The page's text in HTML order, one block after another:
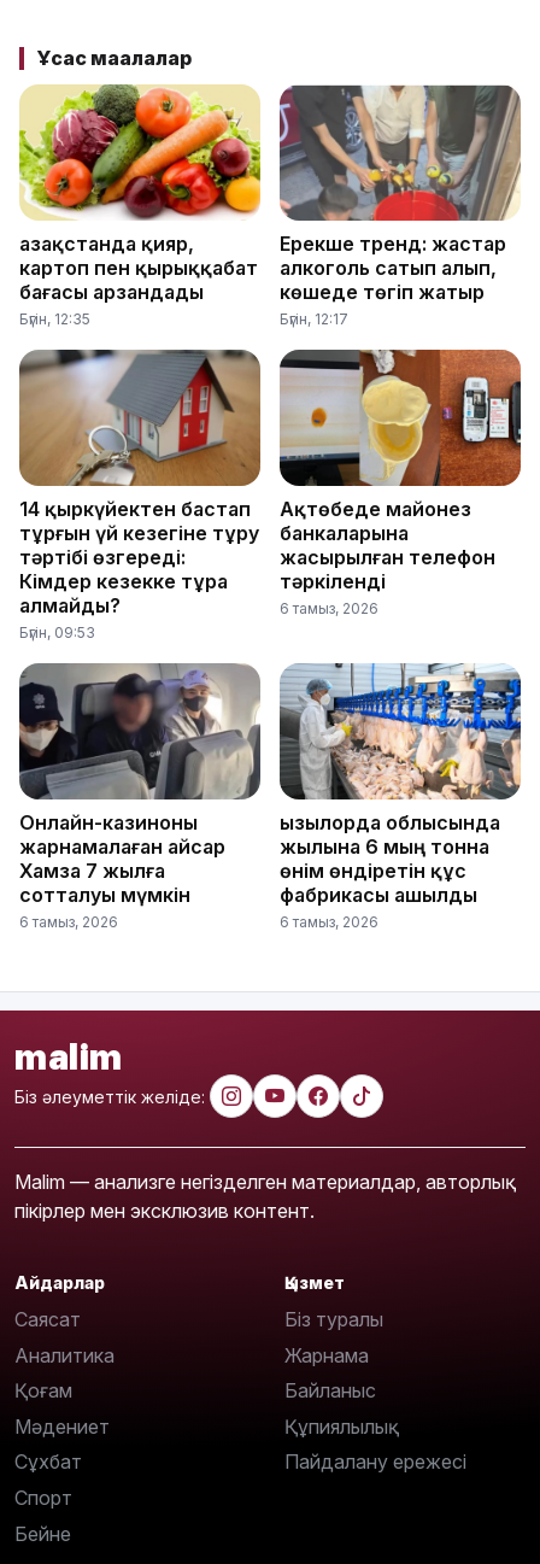
Ұқсас мақалалар
Қазақстанда қияр,
картоп пен қырыққабат
бағасы арзандады
Бүгін, 12:35
Ерекше тренд: жастар
алкоголь сатып алып,
көшеде төгіп жатыр
Бүгін, 12:17
14 қыркүйектен бастап
тұрғын үй кезегіне тұру
тәртібі өзгереді:
Кімдер кезекке тұра
алмайды?
Бүгін, 09:53
Ақтөбеде майонез
банкаларына
жасырылған телефон
тәркіленді
6 тамыз, 2026
Онлайн-казиноны
жарнамалаған Қайсар
Хамза 7 жылға
сотталуы мүмкін
6 тамыз, 2026
Қызылорда облысында
жылына 6 мың тонна
өнім өндіретін құс
фабрикасы ашылды
6 тамыз, 2026
malim
Біз әлеуметтік желіде:
Malim — анализге негізделген материалдар, авторлық
пікірлер мен эксклюзив контент.
Айдарлар
Саясат
Аналитика
Қоғам
Мәдениет
Сұхбат
Спорт
Бейне
Қызмет
Біз туралы
Жарнама
Байланыс
Құпиялылық
Пайдалану ережесі